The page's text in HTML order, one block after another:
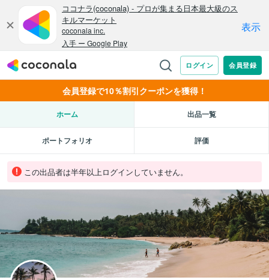
会員登録で10％割引クーポンを獲得！
ホーム 出品一覧
ポートフォリオ 評価
この出品者は半年以上ログインしていません。